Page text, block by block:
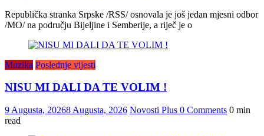
Republička stranka Srpske /RSS/ osnovala je još jedan mjesni odbor
/MO/ na području Bijeljine i Semberije, a riječ je o
Muzika Poslednje vijesti
NISU MI DALI DA TE VOLIM !
9 Augusta, 20268 Augusta, 2026 Novosti Plus 0 Comments 0 min
read